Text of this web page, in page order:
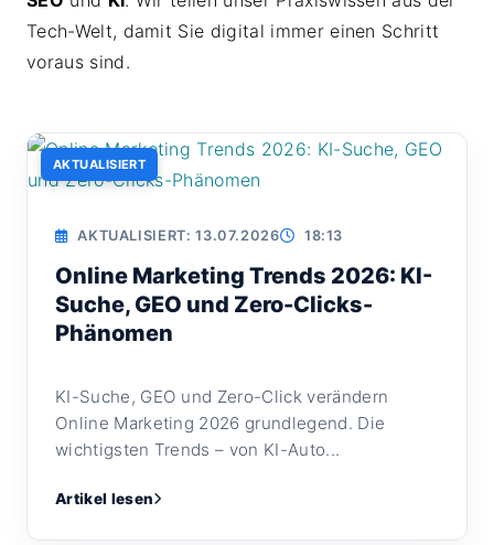
Tech-Welt, damit Sie digital immer einen Schritt
voraus sind.
AKTUALISIERT
AKTUALISIERT: 13.07.2026 18:13
Online Marketing Trends 2026: KI-
Suche, GEO und Zero-Clicks-
Phänomen
KI-Suche, GEO und Zero-Click verändern
Online Marketing 2026 grundlegend. Die
wichtigsten Trends – von KI-Auto...
Artikel lesen